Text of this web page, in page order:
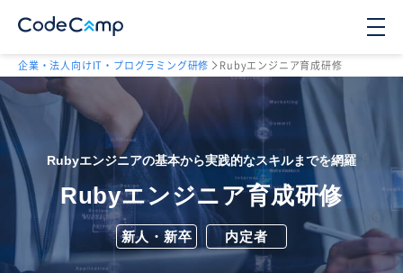
企業・法人向けIT・プログラミング研修 Rubyエンジニア育成研修
Rubyエンジニアの基本から実践的なスキルまでを網羅
Rubyエンジニア育成研修
新人・新卒 内定者